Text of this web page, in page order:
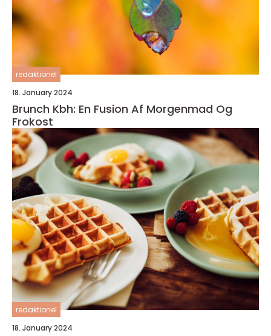
redaktionel
18. January 2024
Brunch Kbh: En Fusion Af Morgenmad Og
Frokost
redaktionel
18. January 2024